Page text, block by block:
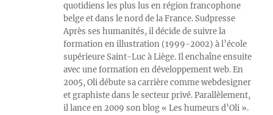
quotidiens les plus lus en région francophone
belge et dans le nord de la France. Sudpresse
Après ses humanités, il décide de suivre la
formation en illustration (1999-2002) à l’école
supérieure Saint-Luc à Liège. Il enchaîne ensuite
avec une formation en développement web. En
2005, Oli débute sa carrière comme webdesigner
et graphiste dans le secteur privé. Parallèlement,
il lance en 2009 son blog « Les humeurs d’Oli ».